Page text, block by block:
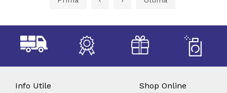
Info Utile Shop Online